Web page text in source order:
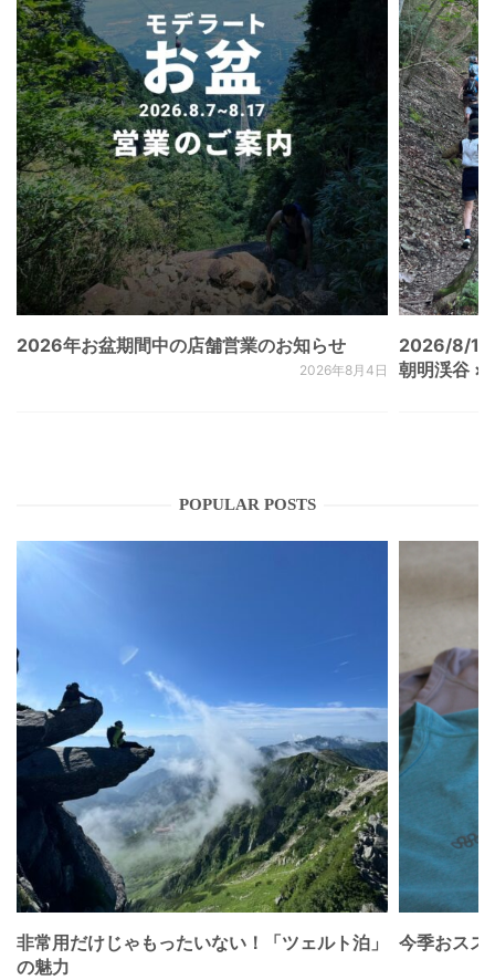
2026年お盆期間中の店舗営業のお知らせ
2026年8月4日
2026/8/
朝明渓谷 ×
POPULAR POSTS
非常用だけじゃもったいない！「ツェルト泊」
の魅力
今季おスス